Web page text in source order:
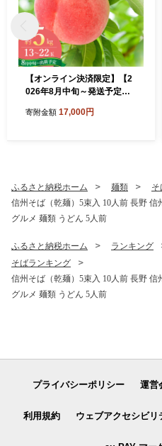
【オンライン決済限定】【2
026年8月中旬～発送予定】
島白桃 約5kg 秀品 13～22玉
寄附金額 17,000円
ふるさと納税ホーム 麺類
そ
信州そば（乾麺）5束入 10人前 長野
グルメ 麺類 うどん 5人前
ふるさと納税ホーム ランキング
そばランキング
信州そば（乾麺）5束入 10人前 長野
グルメ 麺類 うどん 5人前
プライバシーポリシー 運営
利用規約 ウェブアクセシビリ